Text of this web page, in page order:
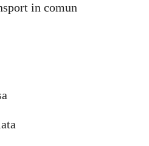
in comun